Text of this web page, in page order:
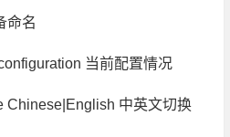
命名
当前配置情况
Chinese|English 中英文切换